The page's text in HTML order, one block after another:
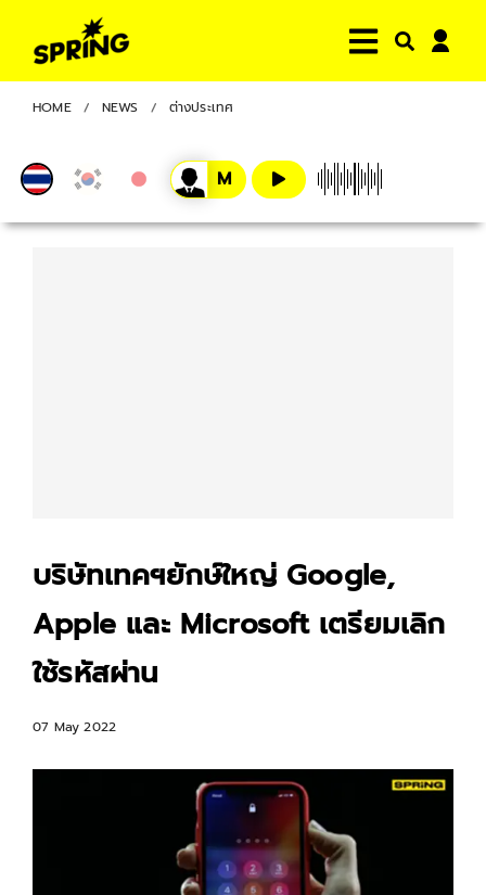
HOME NEWS ต่างประเทศ
บริษัทเทคฯยักษ์ใหญ่ Google,
Apple และ Microsoft เตรียมเลิก
ใช้รหัสผ่าน
07 May 2022